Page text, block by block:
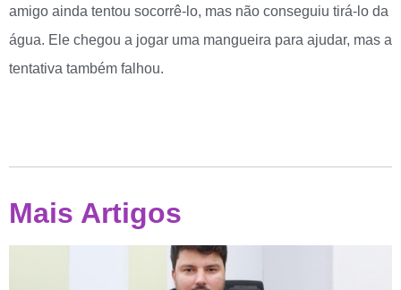
amigo ainda tentou socorrê-lo, mas não conseguiu tirá-lo da
água. Ele chegou a jogar uma mangueira para ajudar, mas a
tentativa também falhou.
Mais Artigos